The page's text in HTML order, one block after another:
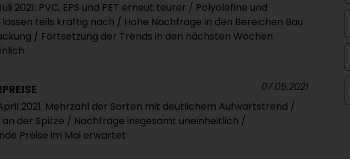
2021: PVC, EPS und PET erneut teurer / Polyolefine und
teils kräftig nach / Hohe Nachfrage in den Bereichen Bau
/ Fortsetzung der Trends in den nächsten Wochen
2021: Mehrzahl der Sorten mit deutlichem Aufwärtstrend /
an der Spitze / Nachfrage insgesamt uneinheitlich /
Preise im Mai erwartet
07.05.2021